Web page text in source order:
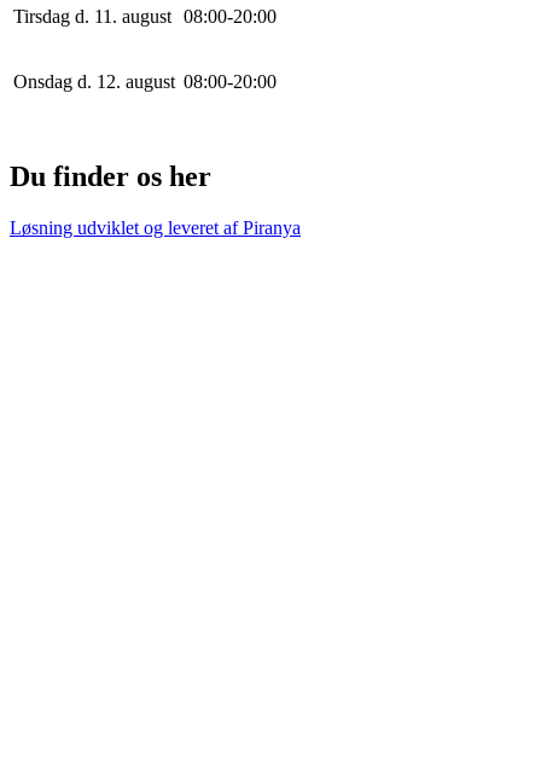
Tirsdag d. 11. august 08:00-20:00
Onsdag d. 12. august 08:00-20:00
Du finder os her
Løsning udviklet og leveret afPiranya